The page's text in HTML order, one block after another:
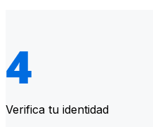
Verifica tu identidad